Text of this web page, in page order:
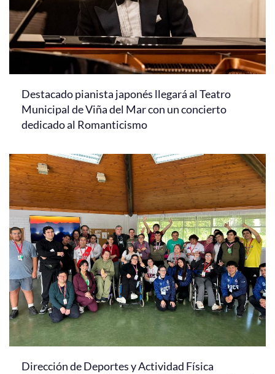
Destacado pianista japonés llegará al Teatro
Municipal de Viña del Mar con un concierto
dedicado al Romanticismo
Dirección de Deportes y Actividad Física